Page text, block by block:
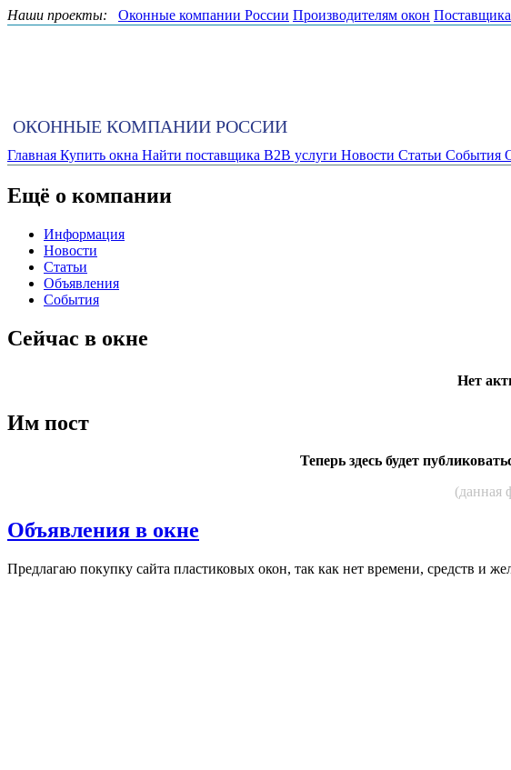
Наши проекты: Оконные компании России Производителям окон
ОКОННЫЕ КОМПАНИИ РОССИИ
Главная Купить окна Найти поставщика B2B услуги Новости Статьи События
Ещё о компании
Информация
Новости
Статьи
Объявления
События
Сейчас в окне
Нет
Им пост
Теперь здесь будет
(данная
Объявления в окне
Пред­ла­гаю по­куп­ку сай­та плас­ти­ковых окон, так как нет вре­мени, средств и